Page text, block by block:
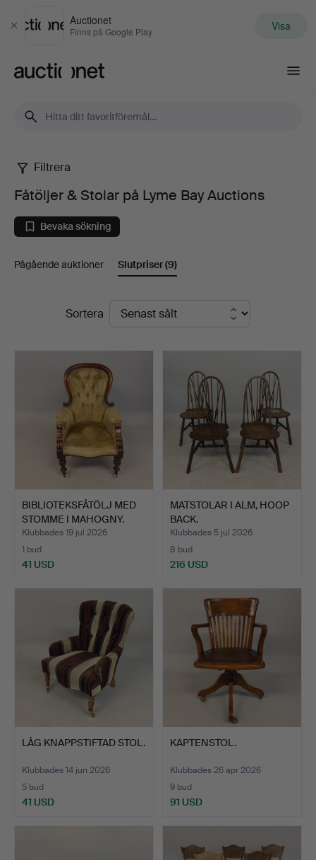
Stäng
Auctionet
Finns på Google Play Visa
Fåtöljer
Stolar
på
Bay
Auctions
Filtrera
Fåtöljer & Stolar på Lyme Bay Auctions
Bevaka sökning
Pågående auktioner Slutpriser(9)
SlutpriserSortera
BIBLIOTEKSFÅTÖLJ MED
STOMME I MAHOGNY.
Klubbades 19 jul 2026
1 bud
41 USD
MATSTOLAR I ALM, HOOP
BACK.
Klubbades 5 jul 2026
8 bud
216 USD
LÅG KNAPPSTIFTAD STOL.
Klubbades 14 jun 2026
5 bud
41 USD
KAPTENSTOL.
Klubbades 26 apr 2026
9 bud
91 USD